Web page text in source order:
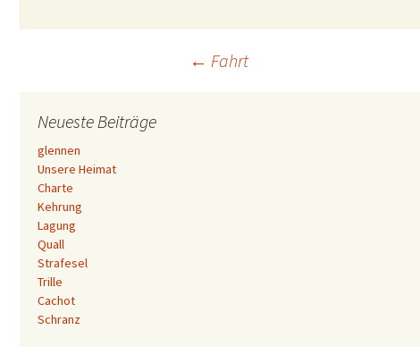
Beitrags-
Navigation
← Fahrt
Neueste Beiträge
glennen
Unsere Heimat
Charte
Kehrung
Lagung
Quall
Strafesel
Trille
Cachot
Schranz